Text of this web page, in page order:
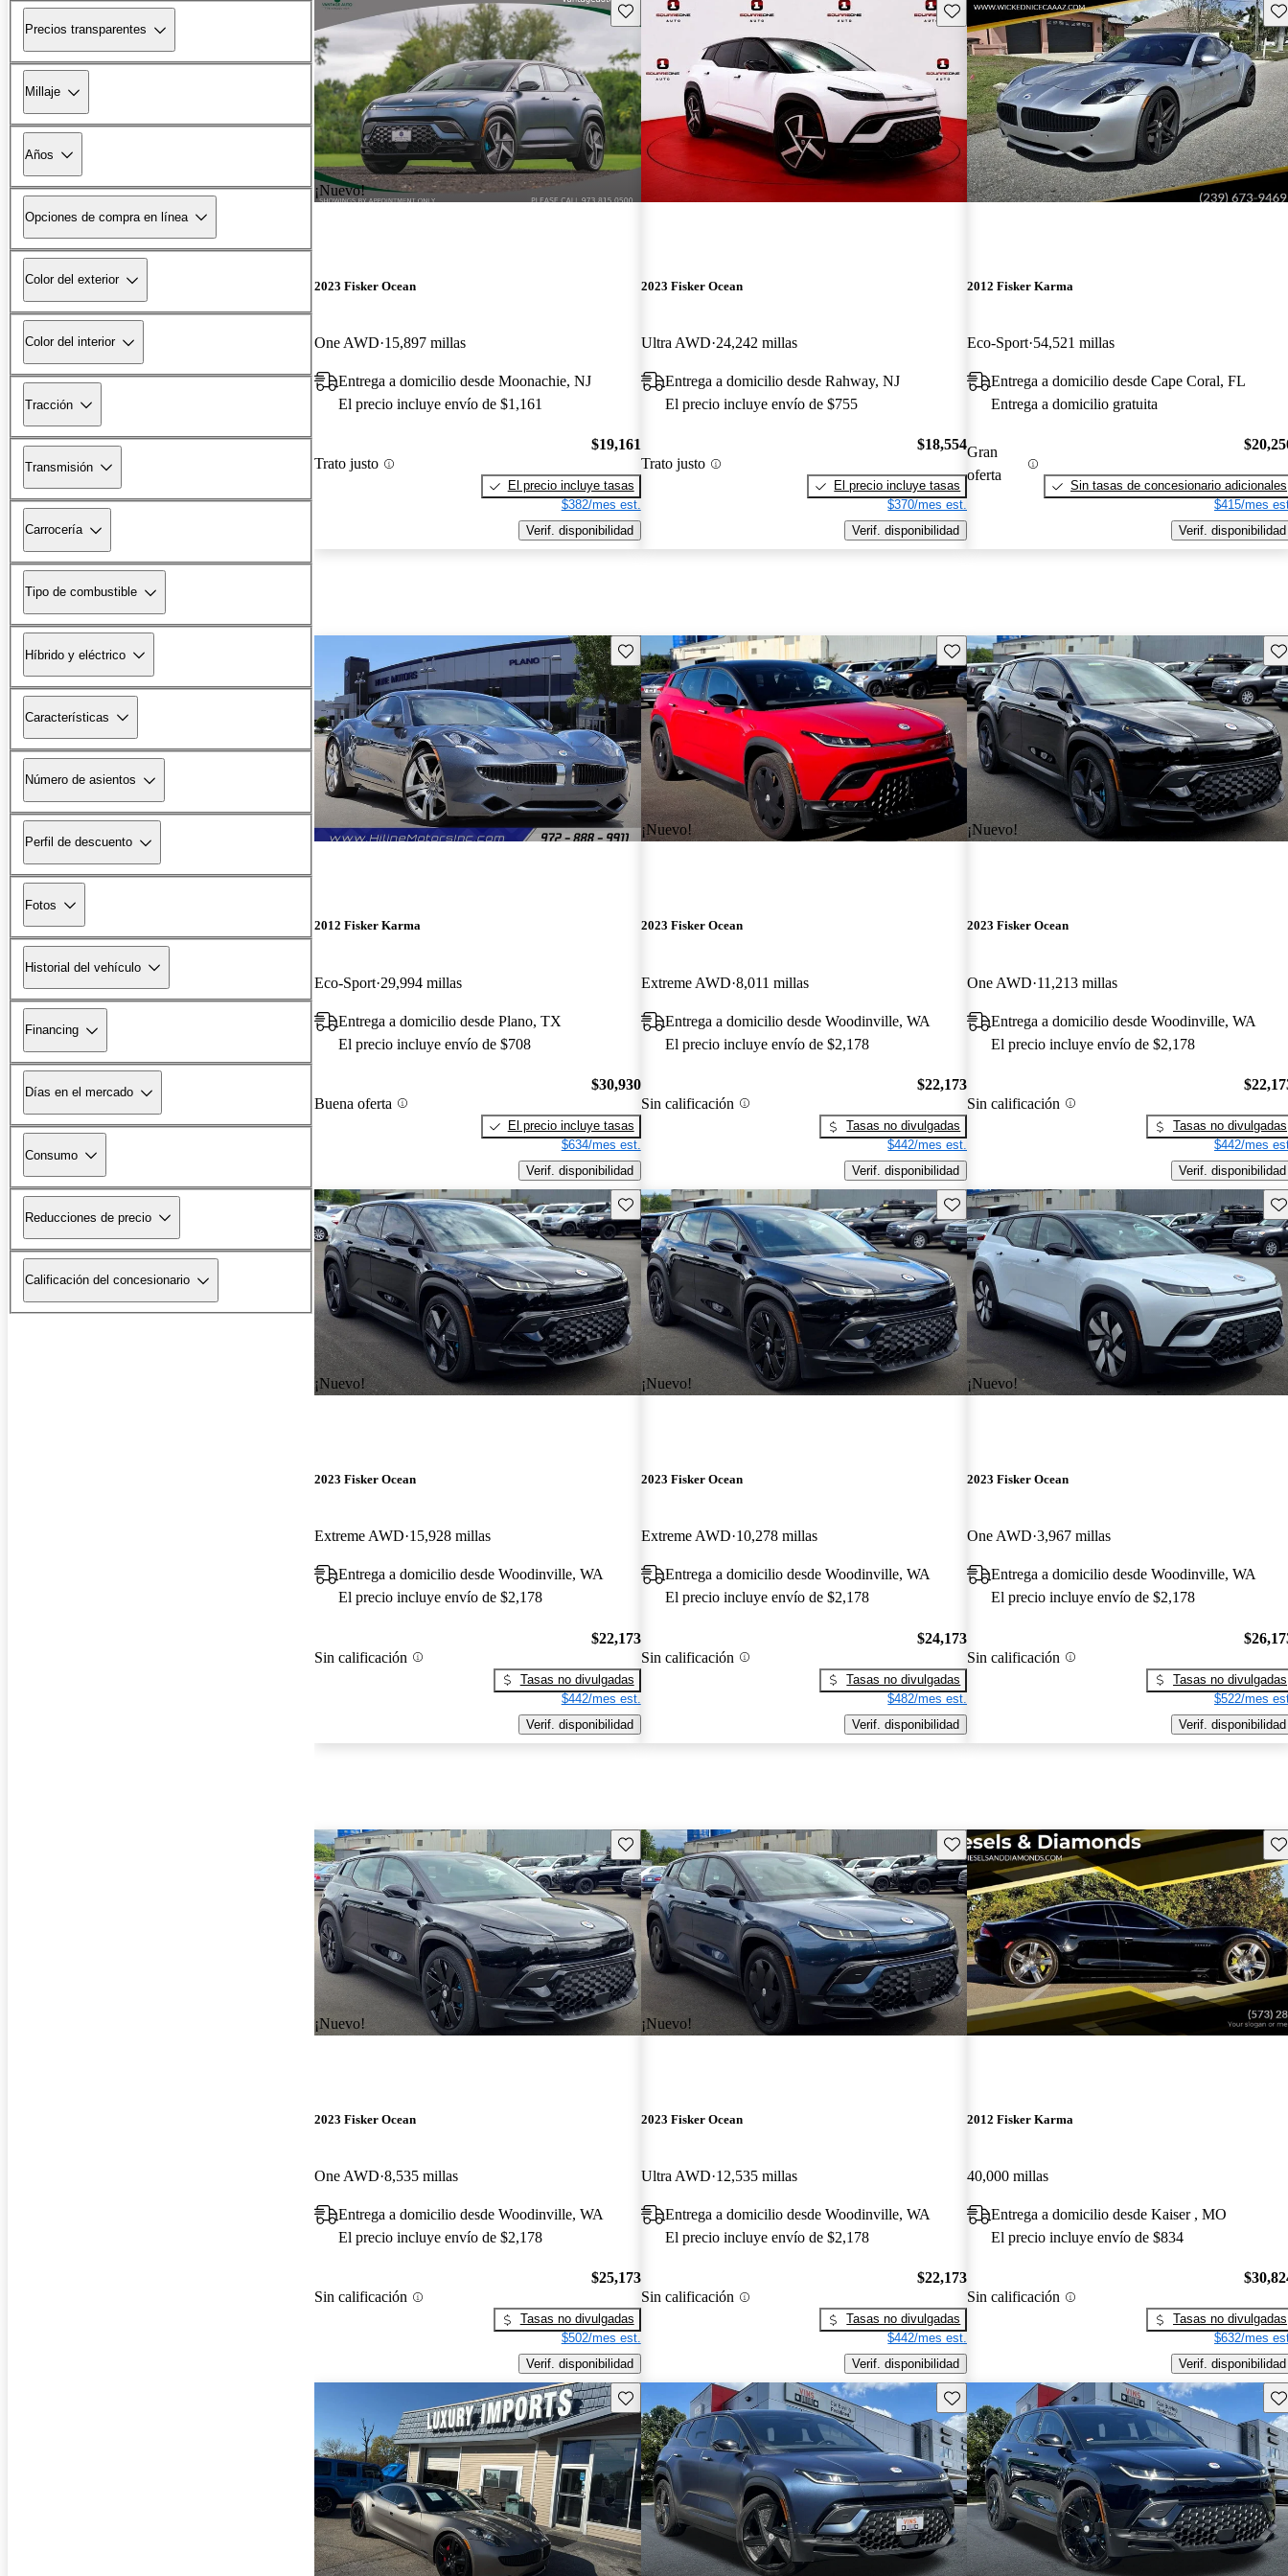
Precios transparentes
Millaje
Años
Opciones de compra en línea
Color del exterior
Color del interior
Tracción
Transmisión
Carrocería
Tipo de combustible
Híbrido y eléctrico
Características
Número de asientos
Perfil de descuento
Fotos
Historial del vehículo
Financing
Días en el mercado
Consumo
Reducciones de precio
Calificación del concesionario
¡Nuevo!
Guarda este Aviso
2023 Fisker Ocean
One AWD 15,897 millas
Entrega a domicilio desde Moonachie, NJ
El precio incluye envío de $1,161
Trato justo
$19,161
El precio incluye tasas
$382/mes est.
Verif. disponibilidad
Guarda este Aviso
2023 Fisker Ocean
Ultra AWD 24,242 millas
Entrega a domicilio desde Rahway, NJ
El precio incluye envío de $755
Trato justo
$18,554
El precio incluye tasas
$370/mes est.
Verif. disponibilidad
2012 Fisker Karma
Eco-Sport 54,521 millas
Entrega a domicilio desde Cape Coral, FL
Entrega a domicilio gratuita
Gran
oferta
Sin tasas de concesionario adicionales
$415/mes
Verif. disponibilidad
Guarda este Aviso
2012 Fisker Karma
Eco-Sport 29,994 millas
Entrega a domicilio desde Plano, TX
El precio incluye envío de $708
Buena oferta
$30,930
El precio incluye tasas
$634/mes est.
Verif. disponibilidad
¡Nuevo!
Guarda este Aviso
2023 Fisker Ocean
Extreme AWD 8,011 millas
Entrega a domicilio desde Woodinville, WA
El precio incluye envío de $2,178
Sin calificación
$22,173
Tasas no divulgadas
$442/mes est.
Verif. disponibilidad
¡Nuevo!
2023 Fisker Ocean
One AWD 11,213 millas
Entrega a domicilio desde Woodinville, WA
El precio incluye envío de $2,178
Sin calificación
Tasas no divulgadas
$442/mes
Verif. disponibilidad
¡Nuevo!
Guarda este Aviso
2023 Fisker Ocean
Extreme AWD 15,928 millas
Entrega a domicilio desde Woodinville, WA
El precio incluye envío de $2,178
Sin calificación
$22,173
Tasas no divulgadas
$442/mes est.
Verif. disponibilidad
¡Nuevo!
Guarda este Aviso
2023 Fisker Ocean
Extreme AWD 10,278 millas
Entrega a domicilio desde Woodinville, WA
El precio incluye envío de $2,178
Sin calificación
$24,173
Tasas no divulgadas
$482/mes est.
Verif. disponibilidad
¡Nuevo!
2023 Fisker Ocean
One AWD 3,967 millas
Entrega a domicilio desde Woodinville, WA
El precio incluye envío de $2,178
Sin calificación
Tasas no divulgadas
$522/mes
Verif. disponibilidad
¡Nuevo!
Guarda este Aviso
2023 Fisker Ocean
One AWD 8,535 millas
Entrega a domicilio desde Woodinville, WA
El precio incluye envío de $2,178
Sin calificación
$25,173
Tasas no divulgadas
$502/mes est.
Verif. disponibilidad
¡Nuevo!
Guarda este Aviso
2023 Fisker Ocean
Ultra AWD 12,535 millas
Entrega a domicilio desde Woodinville, WA
El precio incluye envío de $2,178
Sin calificación
$22,173
Tasas no divulgadas
$442/mes est.
Verif. disponibilidad
2012 Fisker Karma
40,000 millas
Entrega a domicilio desde Kaiser , MO
El precio incluye envío de $834
Sin calificación
Tasas no divulgadas
$632/mes
Verif. disponibilidad
Guarda este Aviso Guarda este Aviso